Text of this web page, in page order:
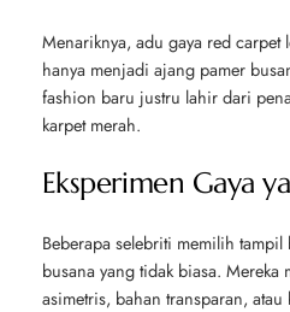
Menariknya, adu gaya red
hanya menjadi ajang pamer
fashion baru justru lahir dari
karpet merah.
Eksperimen Gaya
Beberapa selebriti memilih
busana yang tidak biasa. Mereka
asimetris, bahan transparan,